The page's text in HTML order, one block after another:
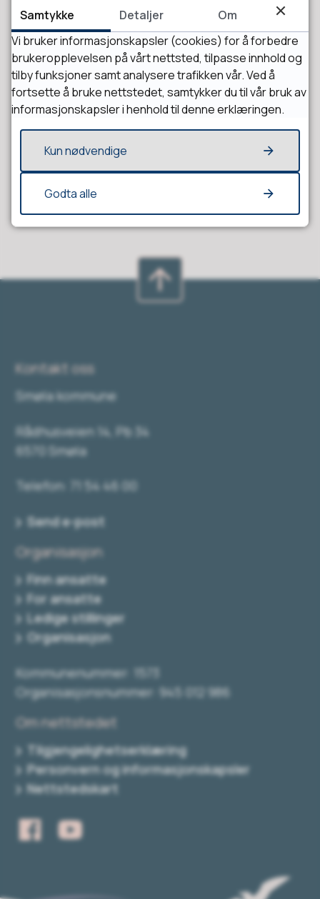
Fant du det du lette etter?
Ja Nei
Kontakt oss
Smøla kommune
Rådhusveien 14, Pb 34
6570 Smøla
Telefon: 71 54 46 00
Send e-post
Organisasjon
Finn ansatte
For ansatte
Ledige stillinger
Organisasjon
Kommunenummer: 1573
Organisasjonsnummer: 945 012 986
Om nettstedet
Tilgjengelighetserklæring
Personvern og informasjonskapsler
Nettstedskart
Samtykke Detaljer
Om
Vi bruker informasjonskapsler (cookies) for å forbedre
brukeropplevelsen på vårt nettsted, tilpasse innhold og
tilby funksjoner samt analysere trafikken vår. Ved å
fortsette å bruke nettstedet, samtykker du til vår bruk av
informasjonskapsler i henhold til denne erklæringen.
Kun nødvendige
Godta alle